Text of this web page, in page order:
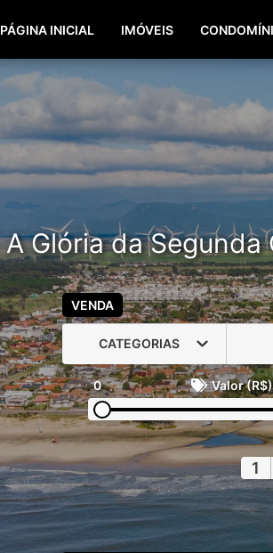
PÁGINA INICIAL IMÓVEIS
A Glória da Segunda
VENDA
CATEGORIAS
0 Valor (R$)
1